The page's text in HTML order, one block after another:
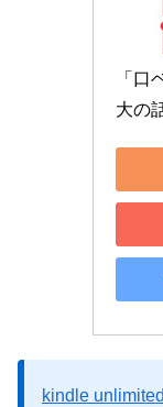
「口
大の
kindle unlimited